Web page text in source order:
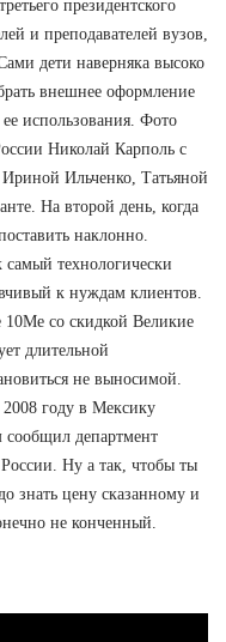
президентского
и преподавателей вузов,
дети наверняка высоко
внешнее оформление
использования. Фото
Николай Карполь с
Ильченко, Татьяной
На второй день, когда
наклонно.
технологически
к нуждам клиентов.
со скидкой Великие
длительной
не выносимой.
году в Мексику
сообщил департмент
Ну а так, чтобы ты
знать цену сказанному и
не конченный.